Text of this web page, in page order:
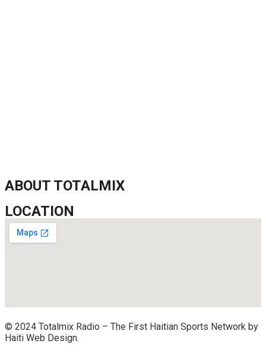
ABOUT TOTALMIX
LOCATION
© 2024 Totalmix Radio – The First Haitian Sports Network by
Haiti Web Design.